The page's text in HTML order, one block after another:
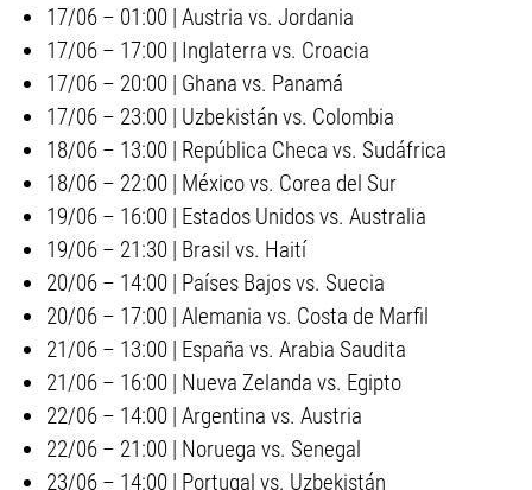
17/06 – 01:00 | Austria vs. Jordania
17/06 – 17:00 | Inglaterra vs. Croacia
17/06 – 20:00 | Ghana vs. Panamá
17/06 – 23:00 | Uzbekistán vs. Colombia
18/06 – 13:00 | República Checa vs. Sudáfrica
18/06 – 22:00 | México vs. Corea del Sur
19/06 – 16:00 | Estados Unidos vs. Australia
19/06 – 21:30 | Brasil vs. Haití
20/06 – 14:00 | Países Bajos vs. Suecia
20/06 – 17:00 | Alemania vs. Costa de Marfil
21/06 – 13:00 | España vs. Arabia Saudita
21/06 – 16:00 | Nueva Zelanda vs. Egipto
22/06 – 14:00 | Argentina vs. Austria
22/06 – 21:00 | Noruega vs. Senegal
23/06 – 14:00 | Portugal vs. Uzbekistán